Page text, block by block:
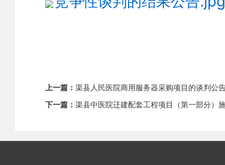
上一篇： 渠县人民医院商用服务器采购项目的谈判公
下一篇： 渠县中医院迁建配套工程项目（第一部分）